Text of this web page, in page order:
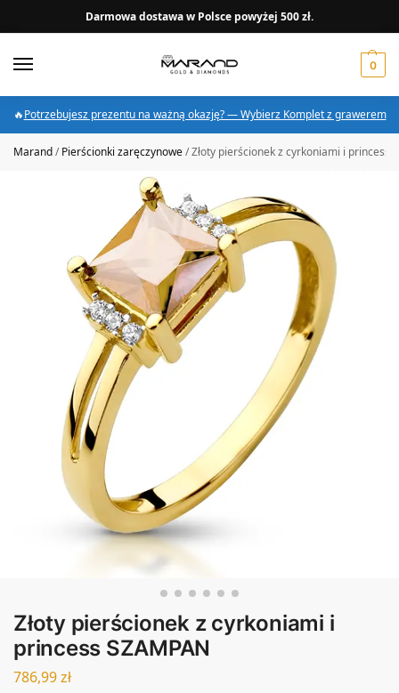
Darmowa dostawa w Polsce powyżej 500 zł.
0
🔥Potrzebujesz prezentu na ważną okazję? — Wybierz Komplet z grawerem
Marand/Pierścionki zaręczynowe/Złoty pierścionek z cyrkoniami i princess
Złoty pierścionek z cyrkoniami i
princess SZAMPAN
786,99zł